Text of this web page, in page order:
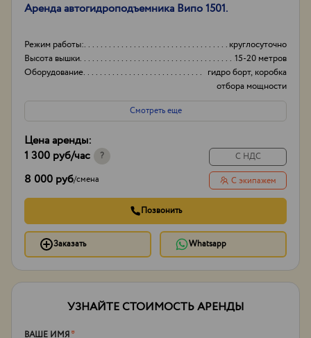
Аренда автогидроподъемника Випо 1501.
Режим работы:
круглосуточно
Высота вышки
15-20 метров
Оборудование
гидро борт, коробка
отбора мощности
(ком)
Смотреть еще
Цена аренды:
1 300 руб/час ?
8 000 руб/смена
С НДС
С экипажем
Позвонить
Заказать Whatsapp
УЗНАЙТЕ СТОИМОСТЬ АРЕНДЫ
ВАШЕ ИМЯ*